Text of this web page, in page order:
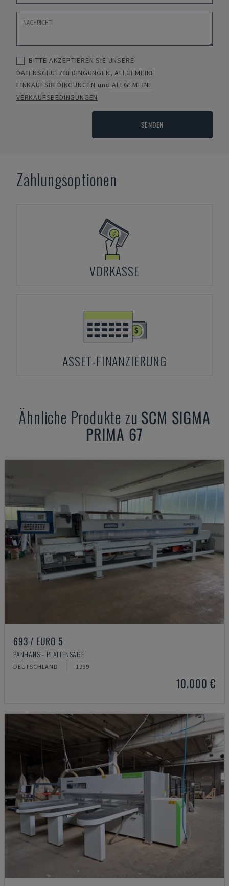
BITTE AKZEPTIEREN SIE UNSERE
DATENSCHUTZBEDINGUNGEN,ALLGEMEINE
EINKAUFSBEDINGUNGEN undALLGEMEINE
VERKAUFSBEDINGUNGEN
SENDEN
Zahlungsoptionen
VORKASSE
ASSET-FINANZIERUNG
Ähnliche Produkte zu SCM SIGMA
PRIMA 67
693 / EURO 5
PANHANS - PLATTENSÄGE
DEUTSCHLAND 1999
10.000 €